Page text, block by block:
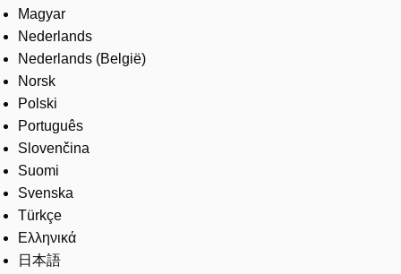
Magyar
Nederlands
Nederlands (België)
Norsk
Polski
Português
Slovenčina
Suomi
Svenska
Türkçe
Ελληνικά
日本語